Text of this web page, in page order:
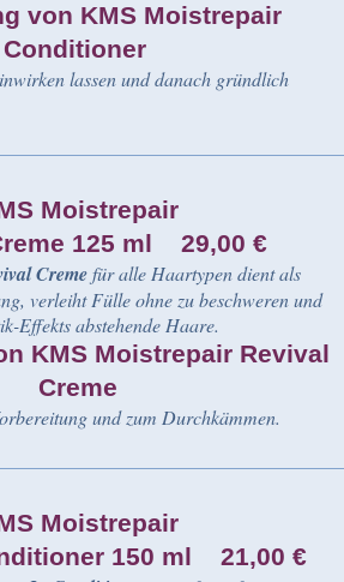
von KMS Moistrepair
Conditioner
lassen und danach gründlich
Moistrepair
125 ml 29,00 €
Cremefür alle Haartypen dient als
verleiht Fülle ohne zu beschweren und
Effekts abstehende Haare.
KMS Moistrepair Revival
Creme
und zum Durchkämmen.
Moistrepair
150 ml 21,00 €